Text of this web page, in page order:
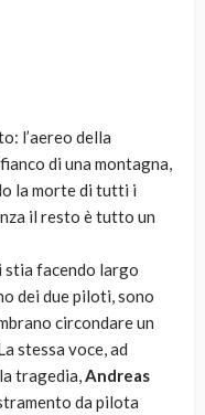
l’aereo della
di una montagna,
la morte di tutti i
il resto è tutto un
stia facendo largo
dei due piloti, sono
circondare un
stessa voce, ad
tragedia,Andreas
da pilota